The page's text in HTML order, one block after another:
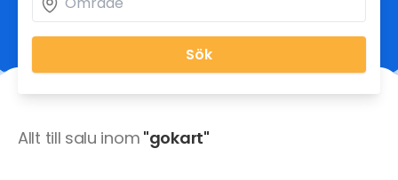
Sök
Allt till salu inom "gokart"